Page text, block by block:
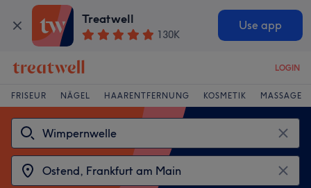
Treatwell
130K
Use app
LOGIN
FRISEUR NÄGEL HAARENTFERNUNG KOSMETIK MASSAGE